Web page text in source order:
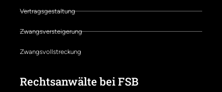
Vertragsgestaltung
Zwangsversteigerung
Zwangsvollstreckung
Rechtsanwälte bei FSB